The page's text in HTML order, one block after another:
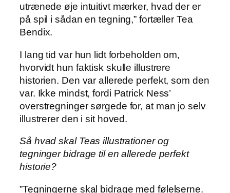
utrænede øje intuitivt mærker, hvad der er
på spil i sådan en tegning,” fortæller Tea
Bendix.
I lang tid var hun lidt forbeholden om,
hvorvidt hun faktisk skulle illustrere
historien. Den var allerede perfekt, som den
var. Ikke mindst, fordi Patrick Ness’
overstregninger sørgede for, at man jo selv
illustrerer den i sit hoved.
Så hvad skal Teas illustrationer og
tegninger bidrage til en allerede perfekt
historie?
”Tegningerne skal bidrage med følelserne.